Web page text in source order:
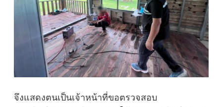
จึงแสดงตนเป็นเจ้าหน้าที่ขอตรวจสอบ